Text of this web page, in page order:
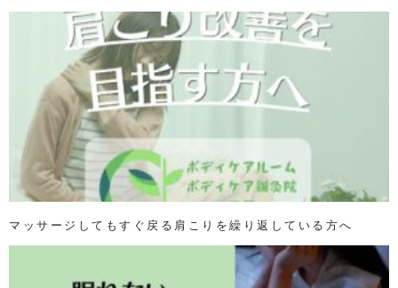
マッサージしてもすぐ戻る肩こりを繰り返している方へ